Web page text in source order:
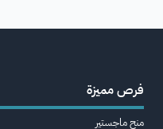
فرص مميزة
منح ماجستير